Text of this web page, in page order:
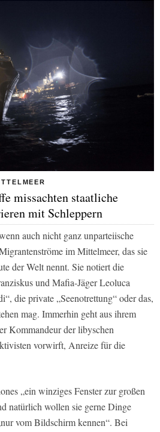
missachten staatliche
mit Schleppern
auch nicht ganz unparteiische
im Mittelmeer, das sie
der Welt nennt. Sie notiert die
und Mafia-Jäger Leoluca
die private „Seenotrettung“ oder das,
mag. Immerhin geht aus ihrem
Kommandeur der libyschen
vorwirft, Anreize für die
„ein winziges Fenster zur großen
natürlich wollen sie gerne Dinge
vom Bildschirm kennen“. Bei